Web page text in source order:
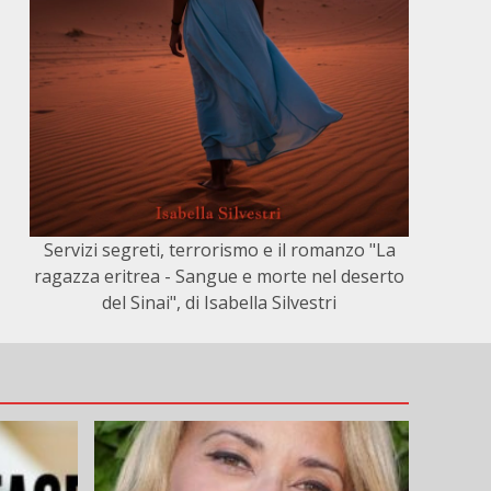
Servizi segreti, terrorismo e il romanzo "La
ragazza eritrea - Sangue e morte nel deserto
del Sinai", di Isabella Silvestri